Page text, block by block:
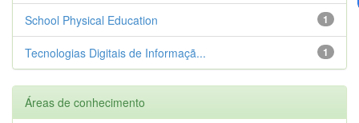
1
School Physical Education
1
Tecnologias Digitais de Informaçã...
Áreas de conhecimento